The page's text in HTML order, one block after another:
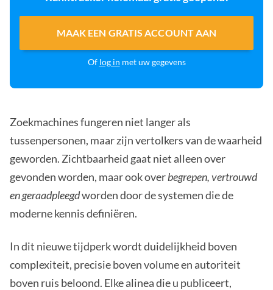
MAAK EEN GRATIS ACCOUNT AAN
Of log in met uw gegevens
Zoekmachines fungeren niet langer als
tussenpersonen, maar zijn vertolkers van de waarheid
geworden. Zichtbaarheid gaat niet alleen over
gevonden worden, maar ook overbegrepen, vertrouwd
en geraadpleegdworden door de systemen die de
moderne kennis definiëren.
In dit nieuwe tijdperk wordt duidelijkheid boven
complexiteit, precisie boven volume en autoriteit
boven ruis beloond. Elke alinea die u publiceert,